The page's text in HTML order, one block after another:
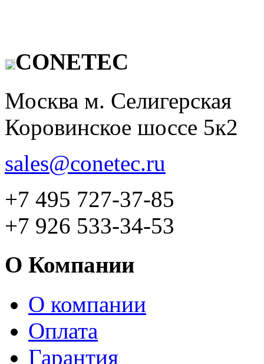
CONETEC
Москва м. Селигерская
Коровинское шоссе 5к2
sales@conetec.ru
+7 495 727-37-85
+7 926 533-34-53
О Компании
О компании
Оплата
Гарантия